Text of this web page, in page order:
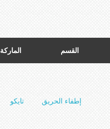
القسم الماركة
إطفاء الحريق تايكو